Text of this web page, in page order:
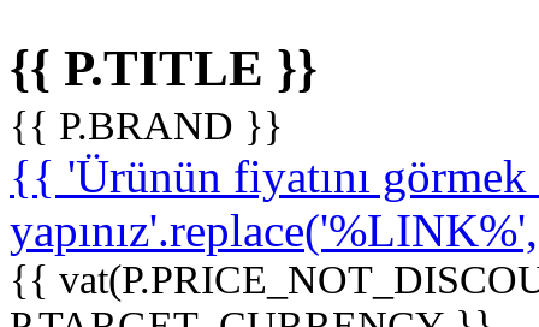
{{ P.TITLE }}
{{ P.BRAND }}
{{ 'Ürünün fiyatını
{{